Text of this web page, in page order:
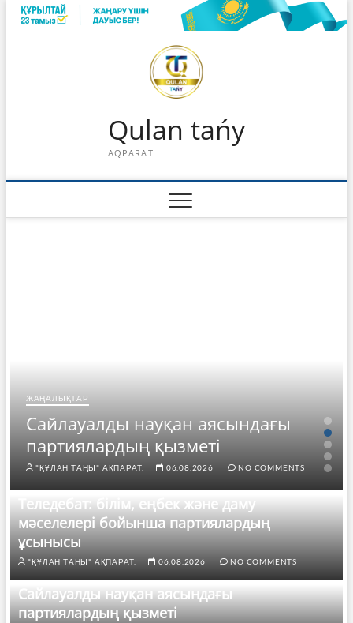
Skip
Qulan tańy
AQPARAT
ЖАҢАЛЫҚТАР
Сайлауалды науқан аясындағы
партиялардың қызметі
"ҚҰЛАН ТАҢЫ" АҚПАРАТ. 06.08.2026 NO COMMENTS
Теледебат: білім, еңбек және даму
мәселелері бойынша партиялардың
ұсынысы
"ҚҰЛАН ТАҢЫ" АҚПАРАТ. 06.08.2026 NO COMMENTS
Сайлауалды науқан аясындағы
партиялардың қызметі